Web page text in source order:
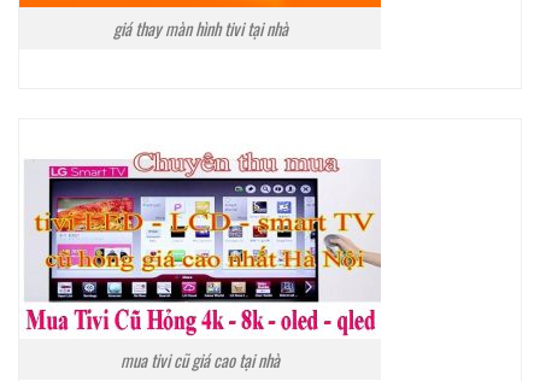
giá thay màn hình tivi tại nhà
mua tivi cũ giá cao tại nhà